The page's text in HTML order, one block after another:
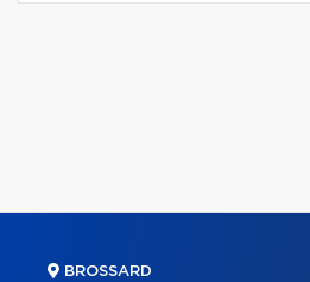
BROSSARD